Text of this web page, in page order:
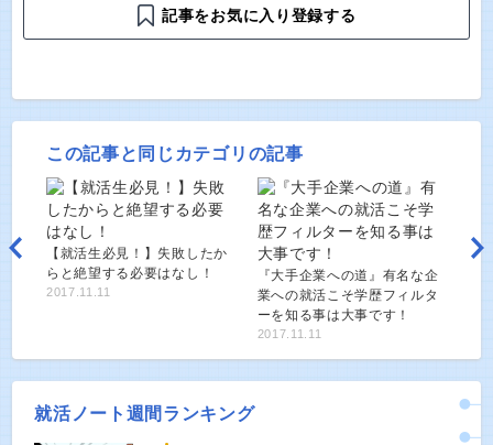
記事をお気に入り登録する
この記事と同じカテゴリの記事
【就活生必見！】失敗したか
らと絶望する必要はなし！
2017.11.11
『大手企業への道』有名な企
業への就活こそ学歴フィルタ
ーを知る事は大事です！
2017.11.11
就活ノート週間ランキング